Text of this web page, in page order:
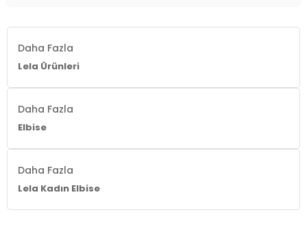
Yaş Grubu:Yetişkin
Menşei:Türkiye
2DY6833270.65
Daha Fazla
Lela Ürünleri
Daha Fazla
Elbise
Daha Fazla
Lela Kadın Elbise